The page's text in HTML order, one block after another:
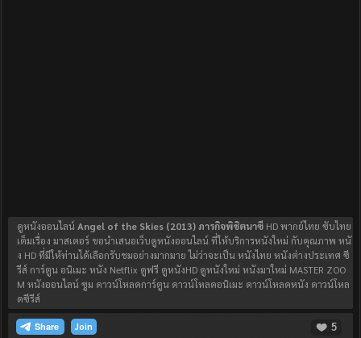
ดูหนังออนไลน์Angel of the Skies (2013) ภารกิจพิชิตนาซี HD พากย์ไทย ซับไทย
เต็มเรื่อง มาสเตอร์ ขอนำเสนอเว็บดูหนังออนไลน์ ที่ให้บริการหนังใหม่ กับคุณภาพ หนั
ง HD ที่มีให้ท่านได้เลือกรับชมอย่างมากมาย ไม่ว่าจะเป็น หนังไทย หนังต่างประเทศ ซี
รีส์ การ์ตูน อนิเมะ หนัง Netflix ดูฟรี ดูหนังHD ดูหนังใหม่ หนังมาใหม่ MASTER ZOO
M หนังออนไลน์ ซูม ดาวน์โหลดการ์ตูน ดาวน์โหลดอนิเมะ ดาวน์โหลดหนัง ดาวน์โหล
ดซีรีส์
Join 5